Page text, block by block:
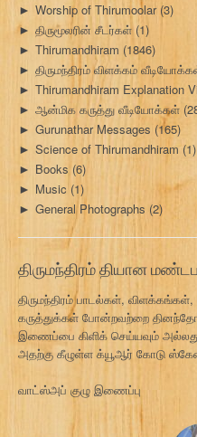
► Worship of Thirumoolar(3)
► திருமூலரின் சீடர்கள் (1)
► Thirumandhiram (1846)
► திருமந்திரம் விளக்கம்
► Thirumandhiram Explanation
► ஆன்மிக கருத்து வீடியோக்கள்
► Gurunathar Messages (165)
► Science of Thirumandhiram (1)
► Books (6)
► Music (1)
► General Photographs (2)
திருமந்திரம் தியான
திருமந்திரம் பாடல்கள்,
கருத்துக்கள் போன்றவற்றை
இணைப்பை கிளிக் செய்யவும்
அதற்கு கீழுள்ள க்யூஆர் கோடு
வாட்ஸ்அப் குழு இணைப்பு